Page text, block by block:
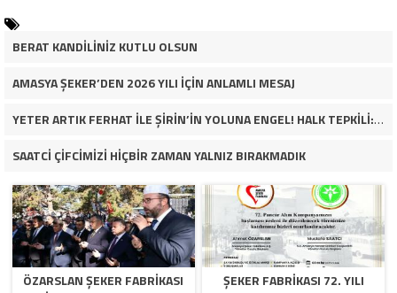
BERAT KANDİLİNİZ KUTLU OLSUN
AMASYA ŞEKER’DEN 2026 YILI İÇİN ANLAMLI MESAJ
YETER ARTIK FERHAT İLE ŞİRİN’İN YOLUNA ENGEL! HALK TEPKİLİ: “YOLU KAPATMAK ÇÖZÜM DEĞİL, GÖREVİNİ YAP!”
SAATCİ ÇİFCİMİZİ HİÇBİR ZAMAN YALNIZ BIRAKMADIK
ÖZARSLAN ŞEKER FABRİKASI
ŞEKER FABRİKASI 72. YILI